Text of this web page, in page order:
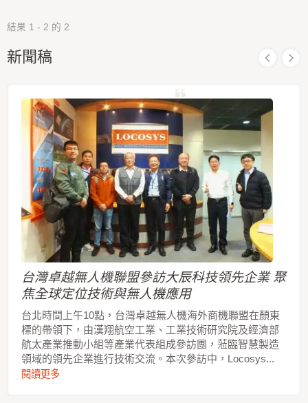
結果 1 - 2 的 2
新聞稿
台灣卓越無人機聯盟參訪大辰科技領先企業 聚
焦全球定位技術與無人機應用
台北時間上午10點，台灣卓越無人機海外商機聯盟在顏東
標的帶領下，由漢翔航空工業、工業技術研究院及經濟部
航太產業推動小組等產業代表組成參訪團，蒞臨智慧製造
領域的領先企業進行技術交流。本次參訪中，Locosys...
閱讀更多